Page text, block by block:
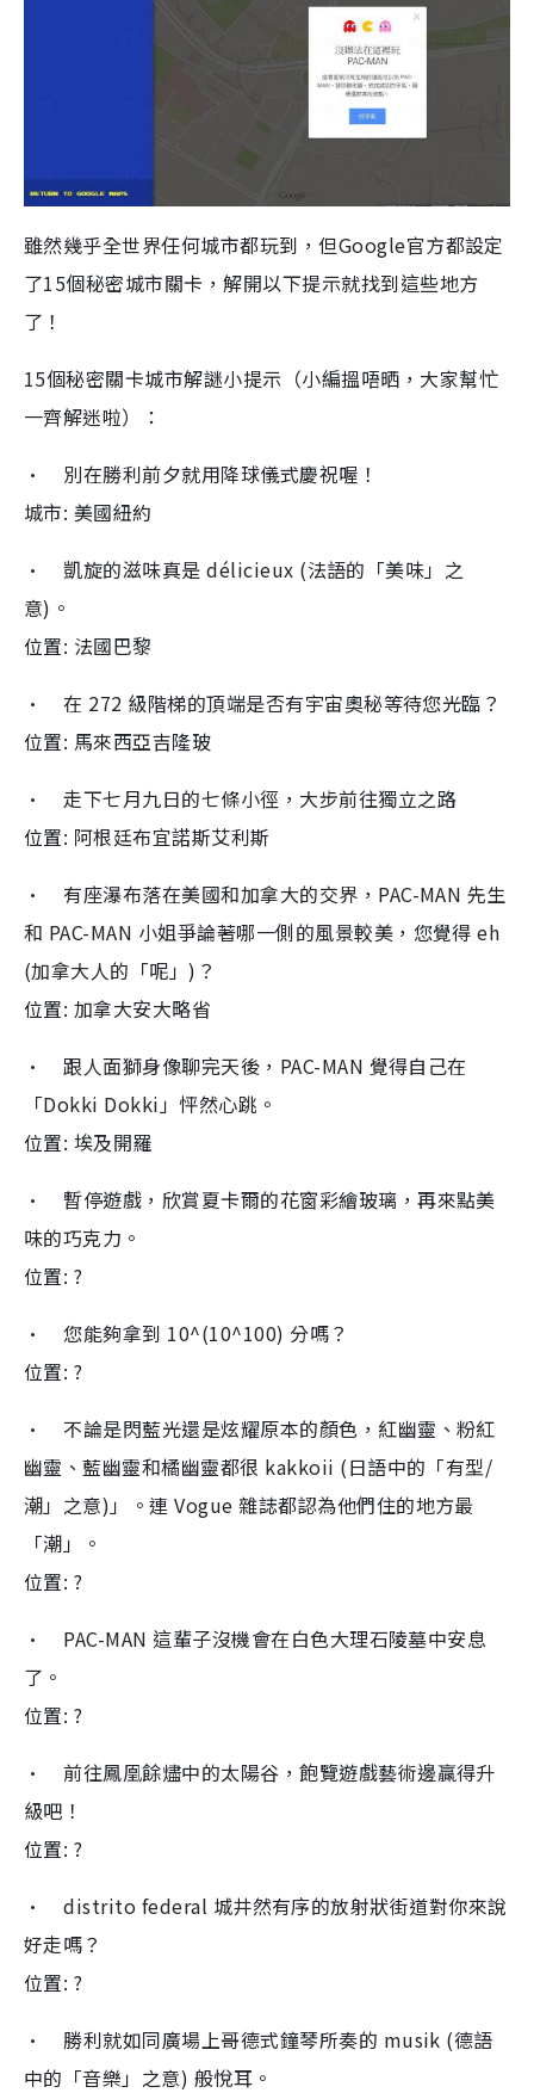
雖然幾乎全世界任何城市都玩到，但Google官方都設定
了15個秘密城市關卡，解開以下提示就找到這些地方
了！
15個秘密關卡城市解謎小提示（小編搵唔晒，大家幫忙
一齊解迷啦）：
• 別在勝利前夕就用降球儀式慶祝喔！
城市: 美國紐約
• 凱旋的滋味真是 délicieux (法語的「美味」之
意)。
位置: 法國巴黎
• 在 272 級階梯的頂端是否有宇宙奧秘等待您光臨？
位置: 馬來西亞吉隆玻
• 走下七月九日的七條小徑，大步前往獨立之路
位置: 阿根廷布宜諾斯艾利斯
• 有座瀑布落在美國和加拿大的交界，PAC-MAN 先生
和 PAC-MAN 小姐爭論著哪一側的風景較美，您覺得 eh
(加拿大人的「呢」)？
位置: 加拿大安大略省
• 跟人面獅身像聊完天後，PAC-MAN 覺得自己在
「Dokki Dokki」怦然心跳。
位置: 埃及開羅
• 暫停遊戲，欣賞夏卡爾的花窗彩繪玻璃，再來點美
味的巧克力。
位置: ?
• 您能夠拿到 10^(10^100) 分嗎？
位置: ?
• 不論是閃藍光還是炫耀原本的顏色，紅幽靈、粉紅
幽靈、藍幽靈和橘幽靈都很 kakkoii (日語中的「有型/
潮」之意)」。連 Vogue 雜誌都認為他們住的地方最
「潮」。
位置: ?
• PAC-MAN 這輩子沒機會在白色大理石陵墓中安息
了。
位置: ?
• 前往鳳凰餘燼中的太陽谷，飽覽遊戲藝術邊贏得升
級吧！
位置: ?
• distrito federal 城井然有序的放射狀街道對你來說
好走嗎？
位置: ?
• 勝利就如同廣場上哥德式鐘琴所奏的 musik (德語
中的「音樂」之意) 般悅耳。